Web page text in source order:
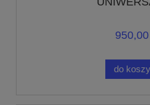
950,00
do